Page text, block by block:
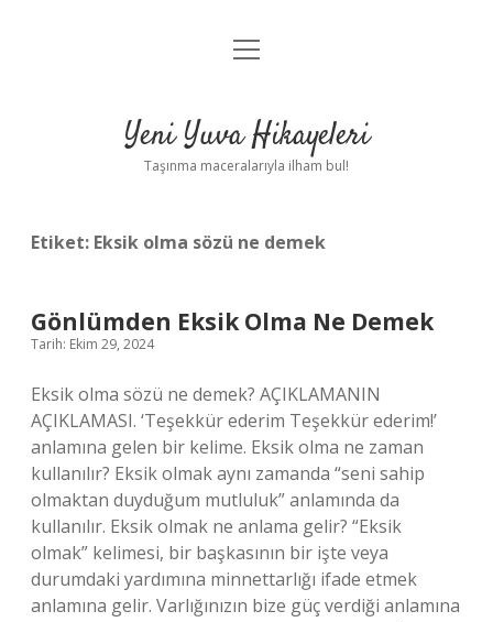
Anasayfa
Yasal Uyarı
menüyü
Yeni Yuva Hikayeleri
Taşınma maceralarıyla ilham bul!
Etiket: Eksik olma sözü ne demek
Gönlümden Eksik Olma Ne Demek
Tarih: Ekim 29, 2024
Eksik olma sözü ne demek? AÇIKLAMANIN
AÇIKLAMASI. ‘Teşekkür ederim Teşekkür ederim!’
anlamına gelen bir kelime. Eksik olma ne zaman
kullanılır? Eksik olmak aynı zamanda “seni sahip
olmaktan duyduğum mutluluk” anlamında da
kullanılır. Eksik olmak ne anlama gelir? “Eksik
olmak” kelimesi, bir başkasının bir işte veya
durumdaki yardımına minnettarlığı ifade etmek
anlamına gelir. Varlığınızın bize güç verdiği anlamına